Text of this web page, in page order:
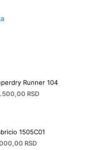
Runner 104
RSD
1505C01
RSD